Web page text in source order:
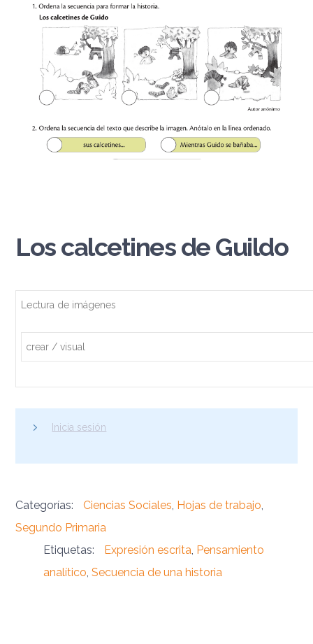
Los calcetines de Guildo
Lectura de imágenes
crear / visual
Inicia sesión
Categorías: Ciencias Sociales Hojas de trabajo
Segundo Primaria
Etiquetas:
Expresión escrita Pensamiento
analítico ,Secuencia de una historia